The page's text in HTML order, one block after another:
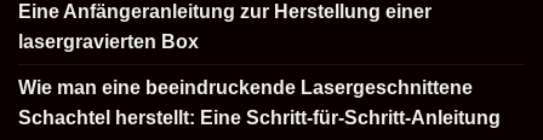
Eine Anfängeranleitung zur Herstellung einer
lasergravierten Box
Wie man eine beeindruckende Lasergeschnittene
Schachtel herstellt: Eine Schritt-für-Schritt-Anleitung